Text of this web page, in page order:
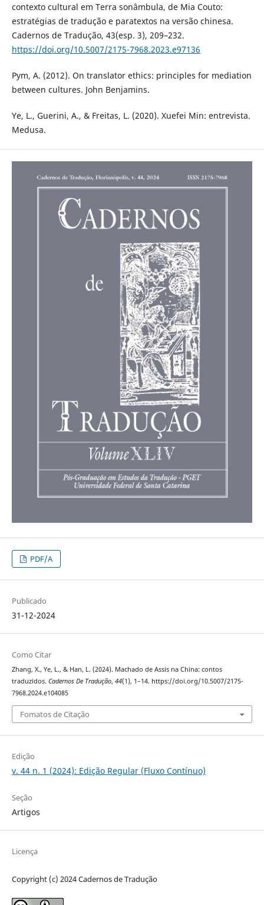
contexto cultural em Terra sonâmbula, de Mia Couto:
estratégias de tradução e paratextos na versão chinesa.
Cadernos de Tradução, 43(esp. 3), 209–232.
https://doi.org/10.5007/2175-7968.2023.e97136
Pym, A. (2012). On translator ethics: principles for mediation
between cultures. John Benjamins.
Ye, L., Guerini, A., & Freitas, L. (2020). Xuefei Min: entrevista.
Medusa.
PDF/A
Publicado
31-12-2024
Como Citar
Zhang, X., Ye, L., & Han, L. (2024). Machado de Assis na China: contos
traduzidos. Cadernos De Tradução, 44(1), 1–14. https://doi.org/10.5007/2175-
7968.2024.e104085
Fomatos de Citação
Edição
v. 44 n. 1 (2024): Edição Regular (Fluxo Contínuo)
Seção
Artigos
Licença
Copyright (c) 2024 Cadernos de Tradução